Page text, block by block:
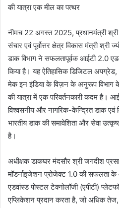
की यात्रा एक मील का पत्थर
नीमच 22 अगस्‍त 2025, प्रधानमंत्री
संचार एवं पूर्वोत्तर क्षेत्र विकास मंत्री श्री
डाक विभाग ने सफलतापूर्वक आईटी 2.0
किया है। यह ऐतिहासिक डिजिटल
मेक इन इंडिया के विज़न के अनुरूप
की यात्रा में एक परिवर्तनकारी कदम
विश्वसनीय और नागरिक-केन्द्रित डाक एवं
भारतीय डाक की समावेशिता और सेवा
है।
अधीक्षक डाकघर मंदसौर श्री जगदीश
मॉडर्नाइजेशन प्रोजेक्ट 1.0 की सफलता के
एडवांस्ड पोस्टल टेक्नोलॉजी (एपीटी)
एप्लिकेशन प्रदान करता है, जो अधिक